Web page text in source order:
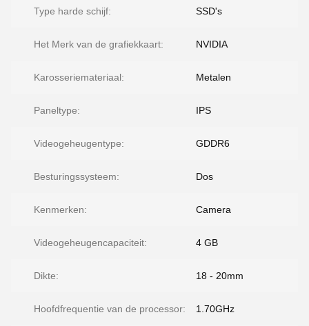
Type harde schijf: SSD's
Het Merk van de grafiekkaart: NVIDIA
Karosseriemateriaal: Metalen
Paneltype: IPS
Videogeheugentype: GDDR6
Besturingssysteem: Dos
Kenmerken: Camera
Videogeheugencapaciteit: 4 GB
Dikte: 18 - 20mm
Hoofdfrequentie van de processor: 1.70GHz